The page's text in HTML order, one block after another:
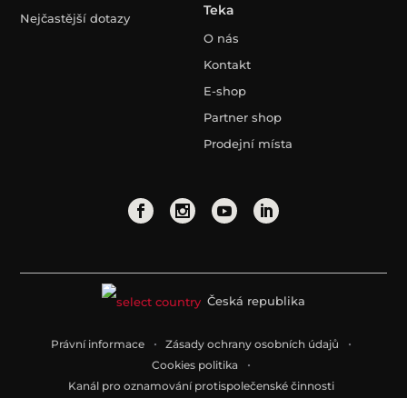
Nejčastější dotazy
Teka
O nás
Kontakt
E-shop
Partner shop
Prodejní místa
Česká republika
Právní informace
Zásady ochrany osobních údajů
Cookies politika
Kanál pro oznamování protispolečenské činnosti